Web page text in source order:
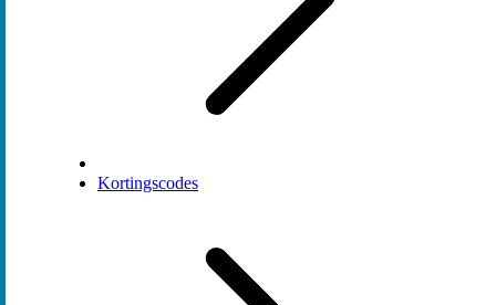
Kortingscodes